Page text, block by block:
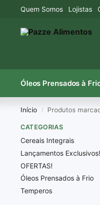
Quem Somos Lojistas
Óleos Prensados à
Início / Produtos
CATEGORIAS
Cereais Integrais
Lançamentos Exclusivos!
OFERTAS!
Óleos Prensados à Frio
Temperos